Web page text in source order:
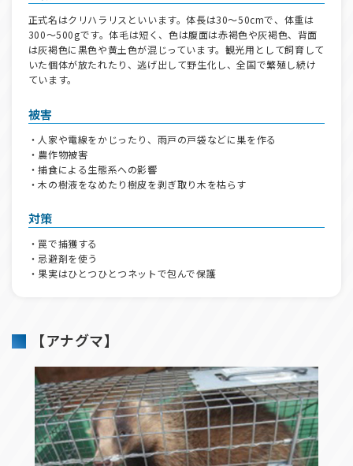
正式名はクリハラリスといいます。体長は30～50cmで、体重は
300～500gです。体毛は短く、色は腹面は赤褐色や灰褐色、背面
は灰褐色に黒色や黄土色が混じっています。観光用として飼育して
いた個体が放たれたり、逃げ出して野生化し、全国で繁殖し続け
ています。
被害
・人家や電線をかじったり、雨戸の戸袋などに巣を作る
・農作物被害
・捕食による生態系への影響
・木の樹液をなめたり樹皮を剥ぎ取り木を枯らす
対策
・罠で捕獲する
・忌避剤を使う
・果実はひとつひとつネットで包んで保護
【アナグマ】